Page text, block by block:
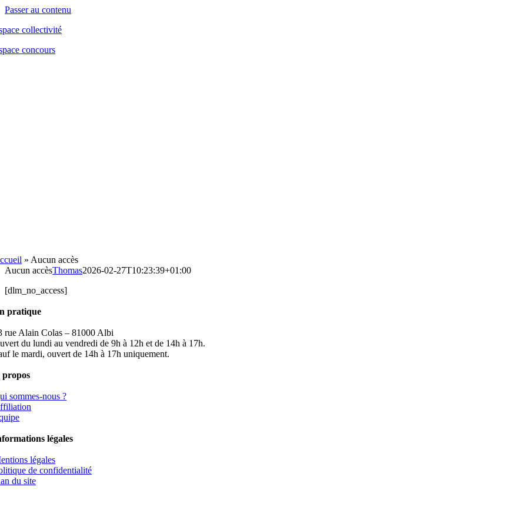
contenu
principal
Passer au contenu
collectivité
concours
» Aucun accès
Aucun accèsThomas2026-02-27T10:23:39+01:00
[dlm_no_access]
pratique
rue Alain Colas – 81000 Albi
du lundi au vendredi de 9h à 12h et de 14h à 17h.
le mardi, ouvert de 14h à 17h uniquement.
propos
sommes-nous ?
légales
légales
de confidentialité
du site